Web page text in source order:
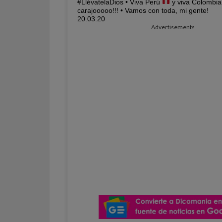
#LlévatelaDios • Viva Perú
y viva
carajooooo!!! • Vamos con toda, mi gente!
20.03.20
Advertisements